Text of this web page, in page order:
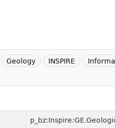
Geology INSPIRE